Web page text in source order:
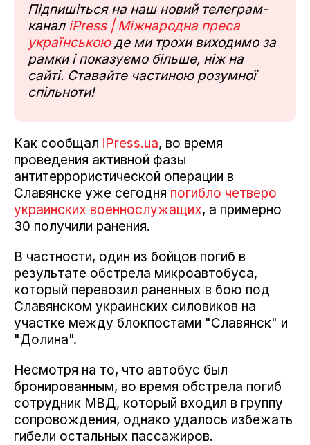
Підпишіться на наш новий телеграм-
канал iPress | Міжнародна преса
українськоюде ми трохи виходимо за
рамки і показуємо більше, ніж на
сайті. Ставайте частиною розумної
спільноти!
Как сообщал iPress.ua, во время
проведения активной фазы
антитеррористической операции в
Славянске уже сегодня погибло четверо
украинских военнослужащих, а примерно
30 получили ранения.
В частности, один из бойцов погиб в
результате обстрела микроавтобуса,
который перевозил раненных в бою под
Славянском украинских силовиков на
участке между блокпостами "Славянск" и
"Долина".
Несмотря на то, что автобус был
бронированным, во время обстрела погиб
сотрудник МВД, который входил в группу
сопровождения, однако удалось избежать
гибели остальных пассажиров.